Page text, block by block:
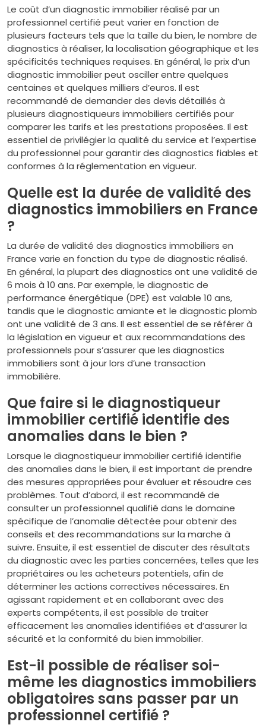
Le coût d’un diagnostic immobilier réalisé par un
professionnel certifié peut varier en fonction de
plusieurs facteurs tels que la taille du bien, le nombre de
diagnostics à réaliser, la localisation géographique et les
spécificités techniques requises. En général, le prix d’un
diagnostic immobilier peut osciller entre quelques
centaines et quelques milliers d’euros. Il est
recommandé de demander des devis détaillés à
plusieurs diagnostiqueurs immobiliers certifiés pour
comparer les tarifs et les prestations proposées. Il est
essentiel de privilégier la qualité du service et l’expertise
du professionnel pour garantir des diagnostics fiables et
conformes à la réglementation en vigueur.
Quelle est la durée de validité des
diagnostics immobiliers en France
?
La durée de validité des diagnostics immobiliers en
France varie en fonction du type de diagnostic réalisé.
En général, la plupart des diagnostics ont une validité de
6 mois à 10 ans. Par exemple, le diagnostic de
performance énergétique (DPE) est valable 10 ans,
tandis que le diagnostic amiante et le diagnostic plomb
ont une validité de 3 ans. Il est essentiel de se référer à
la législation en vigueur et aux recommandations des
professionnels pour s’assurer que les diagnostics
immobiliers sont à jour lors d’une transaction
immobilière.
Que faire si le diagnostiqueur
immobilier certifié identifie des
anomalies dans le bien ?
Lorsque le diagnostiqueur immobilier certifié identifie
des anomalies dans le bien, il est important de prendre
des mesures appropriées pour évaluer et résoudre ces
problèmes. Tout d’abord, il est recommandé de
consulter un professionnel qualifié dans le domaine
spécifique de l’anomalie détectée pour obtenir des
conseils et des recommandations sur la marche à
suivre. Ensuite, il est essentiel de discuter des résultats
du diagnostic avec les parties concernées, telles que les
propriétaires ou les acheteurs potentiels, afin de
déterminer les actions correctives nécessaires. En
agissant rapidement et en collaborant avec des
experts compétents, il est possible de traiter
efficacement les anomalies identifiées et d’assurer la
sécurité et la conformité du bien immobilier.
Est-il possible de réaliser soi-
même les diagnostics immobiliers
obligatoires sans passer par un
professionnel certifié ?